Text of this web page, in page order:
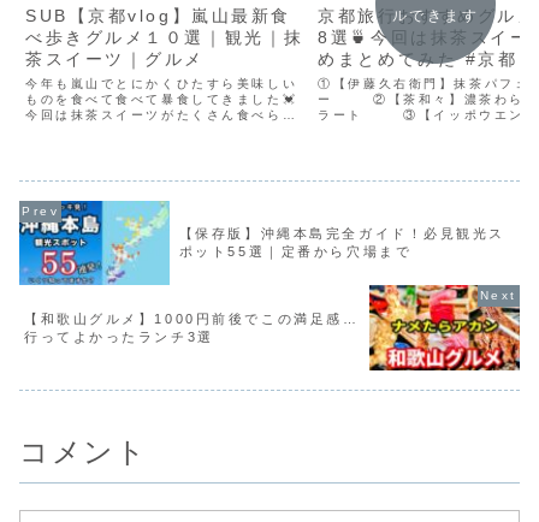
SUB【京都vlog】嵐山最新食
べ歩きグルメ１０選｜観光｜抹
茶スイーツ｜グルメ
今年も嵐山でとにかくひたすら美味しい
ものを食べて食べて暴食してきました💓
今回は抹茶スイーツがたくさん食べられ
京都旅行おすすめグル
8選🍵今回は抹茶スイー
めまとめてみた #京都
①【伊藤久右衛門】抹茶パフェ
ーㅤㅤㅤㅤㅤㅤㅤㅤㅤㅤㅤㅤㅤ②【茶和々】濃茶
ラートㅤㅤㅤㅤㅤㅤㅤㅤㅤㅤㅤㅤㅤ③【イッポウ
ルできます
【保存版】沖縄本島完全ガイド！必見観光ス
ポット55選｜定番から穴場まで
【和歌山グルメ】1000円前後でこの満足感…
行ってよかったランチ3選
コメント